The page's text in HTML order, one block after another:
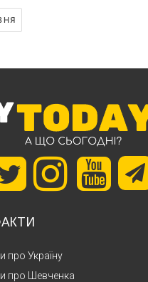
про Україну
про Шевченка